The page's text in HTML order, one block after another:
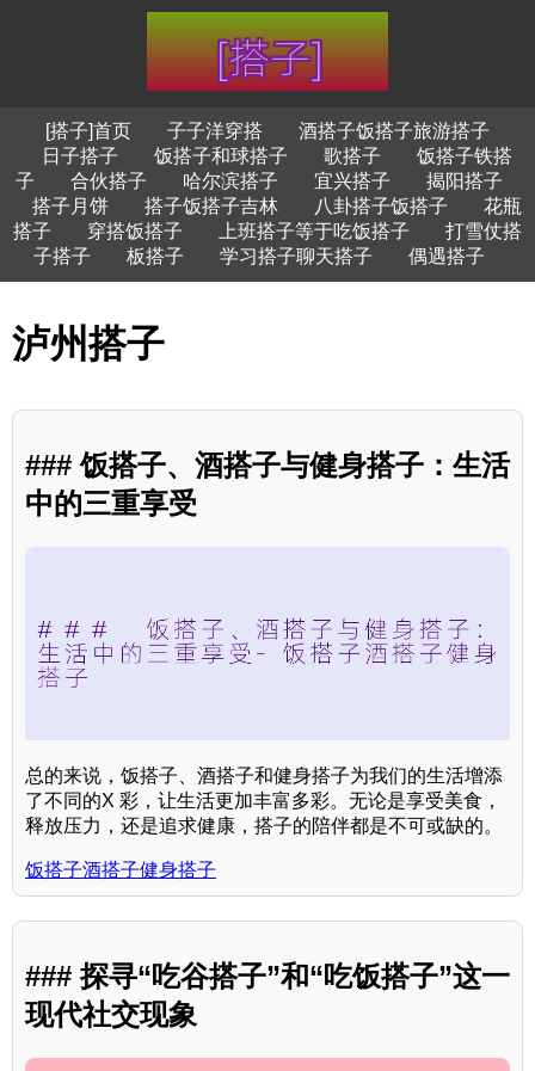
[搭子]首页 子子洋穿搭
酒搭子饭搭子旅游搭子
日子搭子
饭搭子和球搭子 歌搭子
饭搭子铁搭
子
合伙搭子 哈尔滨搭子 宜兴搭子
揭阳搭子
搭子月饼
搭子饭搭子吉林 八卦搭子饭搭子
花瓶
搭子
穿搭饭搭子 上班搭子等于吃饭搭子
打雪仗搭
子搭子
板搭子 学习搭子聊天搭子 偶遇搭子
泸州搭子
### 饭搭子、酒搭子与健身搭子：生活
中的三重享受
总的来说，饭搭子、酒搭子和健身搭子为我们的生活增添
了不同的X 彩，让生活更加丰富多彩。无论是享受美食，
释放压力，还是追求健康，搭子的陪伴都是不可或缺的。
饭搭子酒搭子健身搭子
### 探寻“吃谷搭子”和“吃饭搭子”这一
现代社交现象